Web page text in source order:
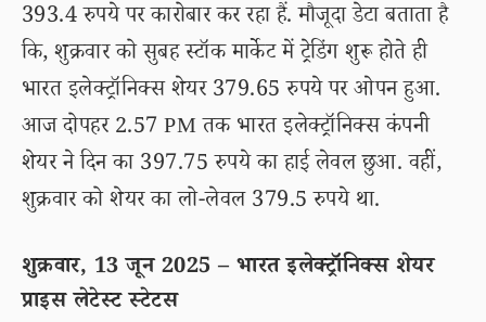
393.4 रुपये पर कारोबार कर रहा हैं. मौजूदा डेटा बताता है
कि, शुक्रवार को सुबह स्टॉक मार्केट में ट्रेडिंग शुरू होते ही
भारत इलेक्ट्रॉनिक्स शेयर 379.65 रुपये पर ओपन हुआ.
आज दोपहर 2.57 PM तक भारत इलेक्ट्रॉनिक्स कंपनी
शेयर ने दिन का 397.75 रुपये का हाई लेवल छुआ. वहीं,
शुक्रवार को शेयर का लो-लेवल 379.5 रुपये था.
शुक्रवार, 13 जून 2025 – भारत इलेक्ट्रॉनिक्स शेयर
प्राइस लेटेस्ट स्टेटस